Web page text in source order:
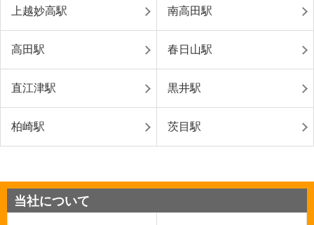
上越妙高駅 南高田駅
高田駅 春日山駅
直江津駅 黒井駅
柏崎駅 茨目駅
当社について